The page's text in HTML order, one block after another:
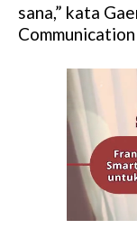
sana,” kata